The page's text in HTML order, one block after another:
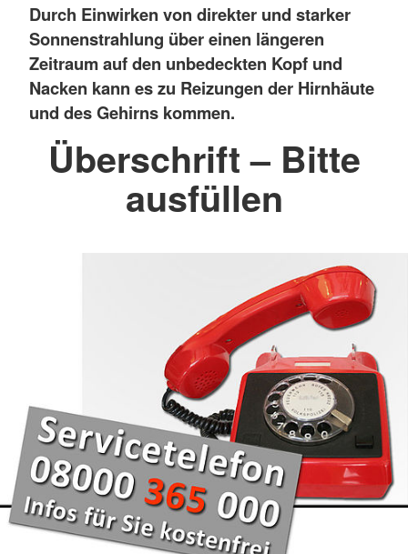
Durch Einwirken von direkter und starker
Sonnenstrahlung über einen längeren
Zeitraum auf den unbedeckten Kopf und
Nacken kann es zu Reizungen der Hirnhäute
und des Gehirns kommen.
Überschrift – Bitte
ausfüllen